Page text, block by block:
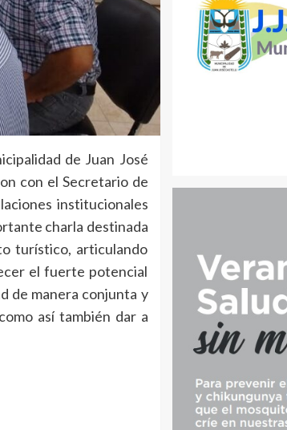
de Juan José
con el Secretario de
institucionales
charla destinada
turístico, articulando
el fuerte potencial
de manera conjunta y
así también dar a